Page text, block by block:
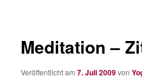
Meditation –
Veröffentlicht am7. Juli 2009von